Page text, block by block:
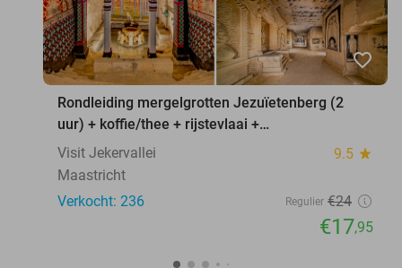
favorite_border
Rondleiding mergelgrotten Jezuïetenberg (2
uur) + koffie/thee + rijstevlaai +
waxinelichthouder
Visit Jekervallei 9.5 star
Maastricht
Verkocht: 236
Regulier €24
€17,95